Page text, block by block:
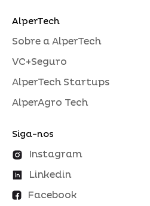
AlperTech
Sobre a AlperTech
VC+Seguro
AlperTech Startups
AlperAgro Tech
Siga-nos
Instagram
Linkedin
Facebook